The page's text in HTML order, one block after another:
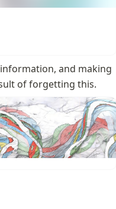
and making
of forgetting this.